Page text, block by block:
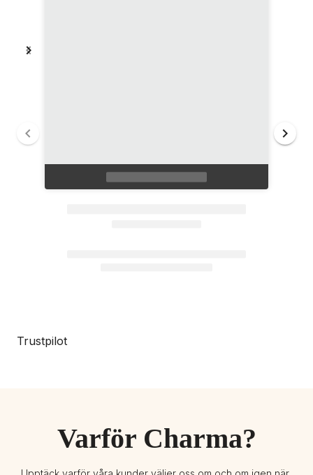
Trustpilot
Varför Charma?